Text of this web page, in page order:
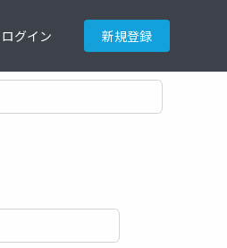
ログイン 新規登録